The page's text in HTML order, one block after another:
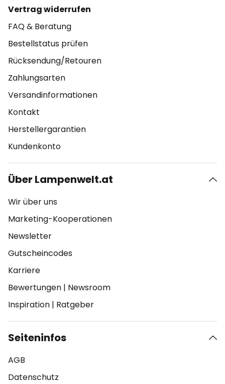
Vertrag widerrufen
FAQ & Beratung
Bestellstatus prüfen
Rücksendung/Retouren
Zahlungsarten
Versandinformationen
Kontakt
Herstellergarantien
Kundenkonto
Über Lampenwelt.at
Wir über uns
Marketing-Kooperationen
Newsletter
Gutscheincodes
Karriere
Bewertungen | Newsroom
Inspiration | Ratgeber
Seiteninfos
AGB
Datenschutz